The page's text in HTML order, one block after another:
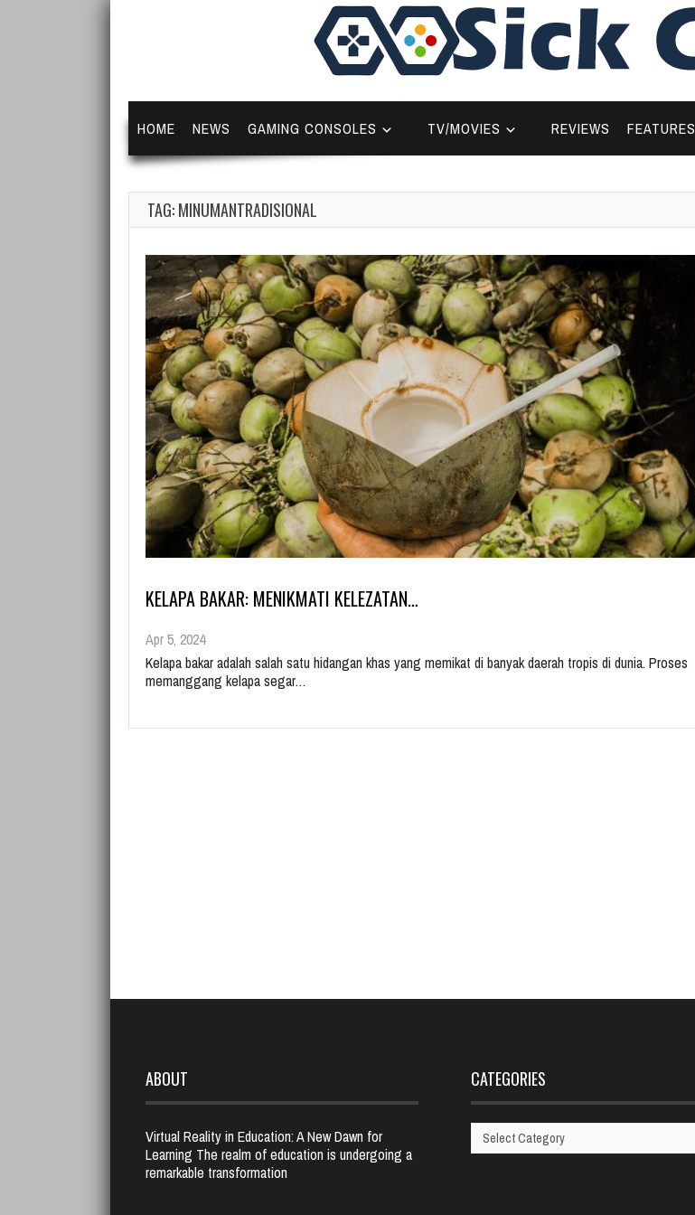
HOME NEWS GAMING CONSOLES TV/MOVIES REVIEWS FEATURES
TAG: MINUMANTRADISIONAL
KELAPA BAKAR: MENIKMATI KELEZATAN…
Apr 5, 2024
Kelapa bakar adalah salah satu hidangan khas yang memikat di banyak daerah tropis di dunia. Proses
memanggang kelapa segar…
ABOUT
Virtual Reality in Education: A New Dawn for
Learning The realm of education is undergoing a
remarkable transformation
CATEGORIES
Categories